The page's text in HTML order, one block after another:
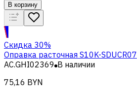
В корзину
Скидка 30%
Оправка расточная S10K-SDUCR07
AC.GHI02369 В наличии
75,16 BYN